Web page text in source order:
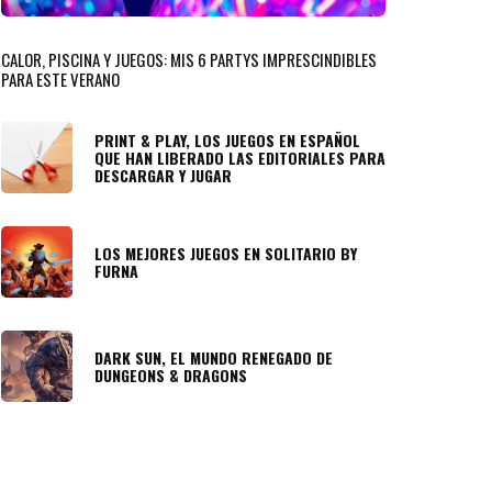
CALOR, PISCINA Y JUEGOS: MIS 6 PARTYS IMPRESCINDIBLES
PARA ESTE VERANO
PRINT & PLAY, LOS JUEGOS EN ESPAÑOL
QUE HAN LIBERADO LAS EDITORIALES PARA
DESCARGAR Y JUGAR
LOS MEJORES JUEGOS EN SOLITARIO BY
FURNA
DARK SUN, EL MUNDO RENEGADO DE
DUNGEONS & DRAGONS